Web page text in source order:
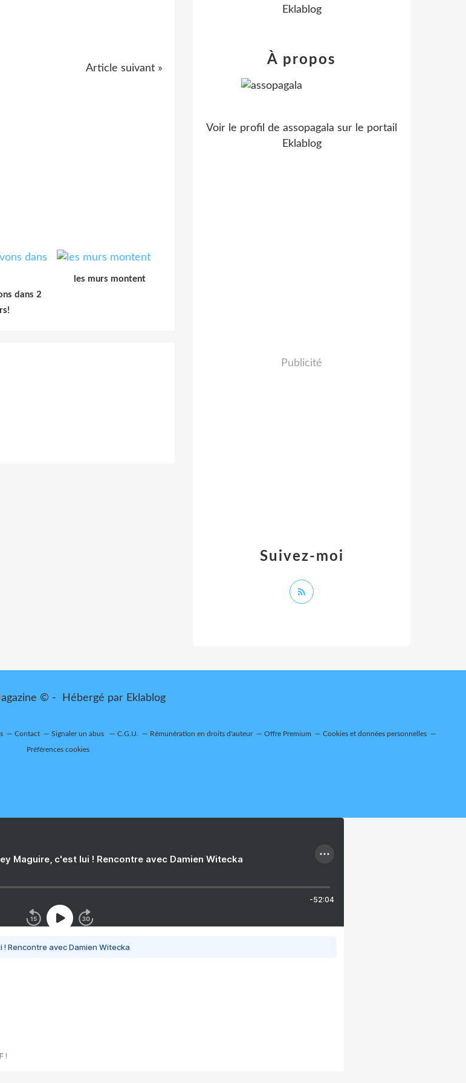
Article suivant »
dans 2
les murs montent
Eklablog
Suivez-moi
À propos
Voir le profil de assopagala sur le portail
Eklablog
Publicité
© - Hébergé par Eklablog
Contact Signaler un abus C.G.U. Rémunération en droits d'auteur Offre Premium Cookies et données personnelles
Préférences cookies
Maguire, c'est lui ! Rencontre avec Damien Witecka
-52:04
Rencontre avec Damien Witecka
!